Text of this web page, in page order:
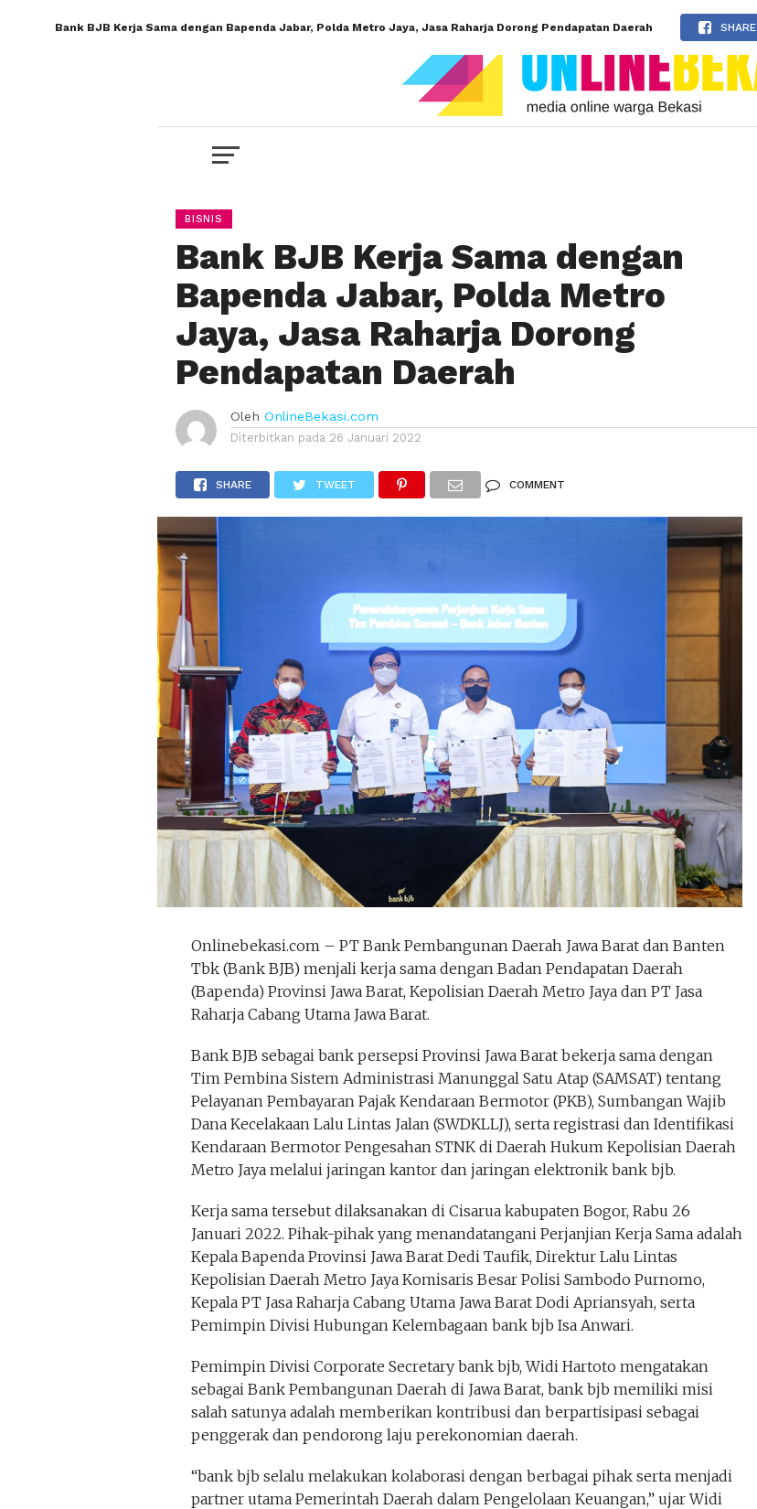
Bank BJB Kerja Sama dengan Bapenda Jabar, Polda Metro Jaya, Jasa Raharja Dorong Pendapatan Daerah SHARE
BISNIS
Bank BJB Kerja Sama dengan
Bapenda Jabar, Polda Metro
Jaya, Jasa Raharja Dorong
Pendapatan Daerah
Oleh OnlineBekasi.com
Diterbitkan pada 26 Januari 2022
SHARE TWEET COMMENT
Onlinebekasi.com – PT Bank Pembangunan Daerah Jawa Barat dan Banten
Tbk (Bank BJB) menjali kerja sama dengan Badan Pendapatan Daerah
(Bapenda) Provinsi Jawa Barat, Kepolisian Daerah Metro Jaya dan PT Jasa
Raharja Cabang Utama Jawa Barat.
Bank BJB sebagai bank persepsi Provinsi Jawa Barat bekerja sama dengan
Tim Pembina Sistem Administrasi Manunggal Satu Atap (SAMSAT) tentang
Pelayanan Pembayaran Pajak Kendaraan Bermotor (PKB), Sumbangan Wajib
Dana Kecelakaan Lalu Lintas Jalan (SWDKLLJ), serta registrasi dan Identifikasi
Kendaraan Bermotor Pengesahan STNK di Daerah Hukum Kepolisian Daerah
Metro Jaya melalui jaringan kantor dan jaringan elektronik bank bjb.
Kerja sama tersebut dilaksanakan di Cisarua kabupaten Bogor, Rabu 26
Januari 2022. Pihak-pihak yang menandatangani Perjanjian Kerja Sama adalah
Kepala Bapenda Provinsi Jawa Barat Dedi Taufik, Direktur Lalu Lintas
Kepolisian Daerah Metro Jaya Komisaris Besar Polisi Sambodo Purnomo,
Kepala PT Jasa Raharja Cabang Utama Jawa Barat Dodi Apriansyah, serta
Pemimpin Divisi Hubungan Kelembagaan bank bjb Isa Anwari.
Pemimpin Divisi Corporate Secretary bank bjb, Widi Hartoto mengatakan
sebagai Bank Pembangunan Daerah di Jawa Barat, bank bjb memiliki misi
salah satunya adalah memberikan kontribusi dan berpartisipasi sebagai
penggerak dan pendorong laju perekonomian daerah.
“bank bjb selalu melakukan kolaborasi dengan berbagai pihak serta menjadi
partner utama Pemerintah Daerah dalam Pengelolaan Keuangan,” ujar Widi